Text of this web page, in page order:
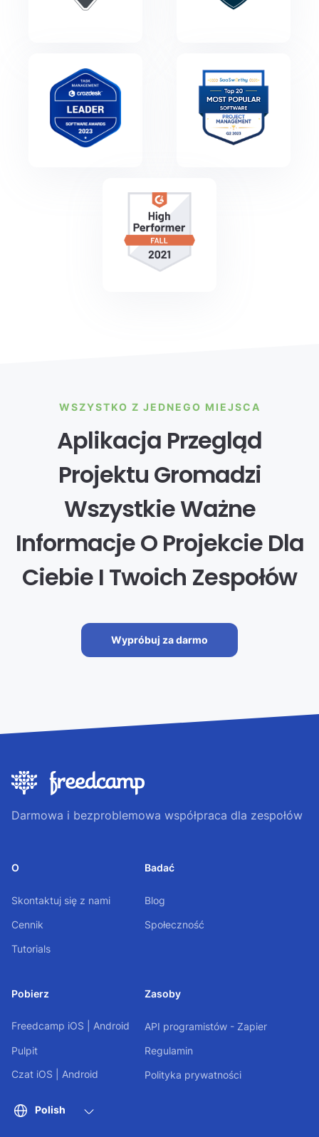
WSZYSTKO Z JEDNEGO MIEJSCA
Aplikacja Przegląd
Projektu Gromadzi
Wszystkie Ważne
Informacje O Projekcie Dla
Ciebie I Twoich Zespołów
Wypróbuj za darmo
Darmowa i bezproblemowa współpraca dla zespołów
O
Skontaktuj się z nami
Cennik
Tutorials
Badać
Blog
Społeczność
Pobierz
Freedcamp iOS Android
Pulpit
Czat iOS Android
Zasoby
API programistów - Zapier
Regulamin
Polityka prywatności
Polish